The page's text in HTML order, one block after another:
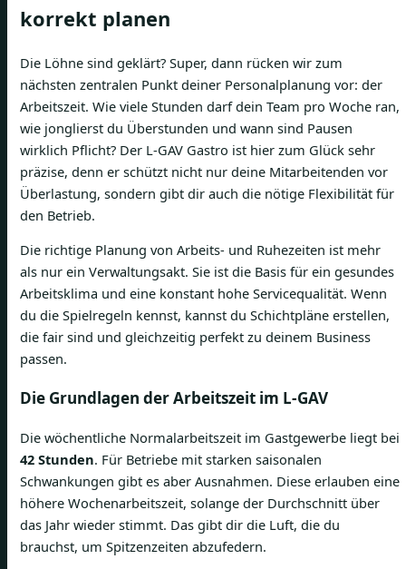
korrekt planen
Die Löhne sind geklärt? Super, dann rücken wir zum
nächsten zentralen Punkt deiner Personalplanung vor: der
Arbeitszeit. Wie viele Stunden darf dein Team pro Woche ran,
wie jonglierst du Überstunden und wann sind Pausen
wirklich Pflicht? Der L-GAV Gastro ist hier zum Glück sehr
präzise, denn er schützt nicht nur deine Mitarbeitenden vor
Überlastung, sondern gibt dir auch die nötige Flexibilität für
den Betrieb.
Die richtige Planung von Arbeits- und Ruhezeiten ist mehr
als nur ein Verwaltungsakt. Sie ist die Basis für ein gesundes
Arbeitsklima und eine konstant hohe Servicequalität. Wenn
du die Spielregeln kennst, kannst du Schichtpläne erstellen,
die fair sind und gleichzeitig perfekt zu deinem Business
passen.
Die Grundlagen der Arbeitszeit im L-GAV
Die wöchentliche Normalarbeitszeit im Gastgewerbe liegt bei
42 Stunden. Für Betriebe mit starken saisonalen
Schwankungen gibt es aber Ausnahmen. Diese erlauben eine
höhere Wochenarbeitszeit, solange der Durchschnitt über
das Jahr wieder stimmt. Das gibt dir die Luft, die du
brauchst, um Spitzenzeiten abzufedern.